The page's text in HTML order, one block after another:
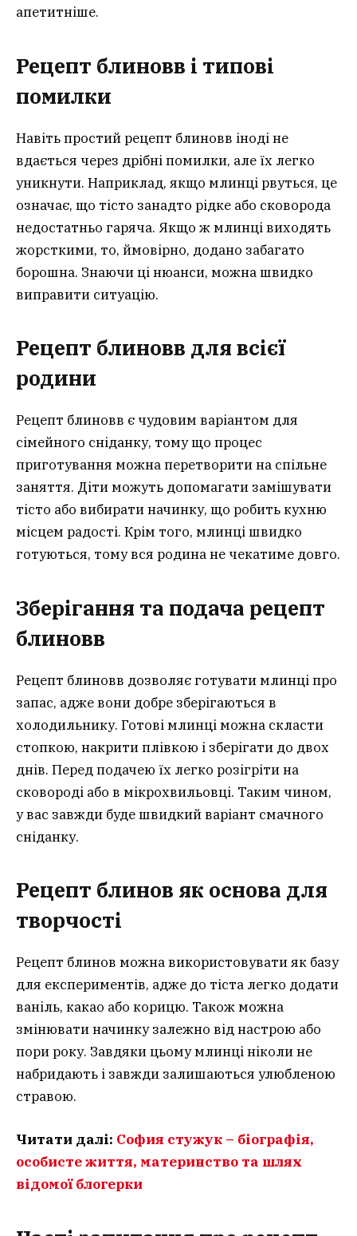
апетитніше.
Рецепт блиновв і типові
помилки
Навіть простий рецепт блиновв іноді не
вдається через дрібні помилки, але їх легко
уникнути. Наприклад, якщо млинці рвуться, це
означає, що тісто занадто рідке або сковорода
недостатньо гаряча. Якщо ж млинці виходять
жорсткими, то, ймовірно, додано забагато
борошна. Знаючи ці нюанси, можна швидко
виправити ситуацію.
Рецепт блиновв для всієї
родини
Рецепт блиновв є чудовим варіантом для
сімейного сніданку, тому що процес
приготування можна перетворити на спільне
заняття. Діти можуть допомагати замішувати
тісто або вибирати начинку, що робить кухню
місцем радості. Крім того, млинці швидко
готуються, тому вся родина не чекатиме довго.
Зберігання та подача рецепт
блиновв
Рецепт блиновв дозволяє готувати млинці про
запас, адже вони добре зберігаються в
холодильнику. Готові млинці можна скласти
стопкою, накрити плівкою і зберігати до двох
днів. Перед подачею їх легко розігріти на
сковороді або в мікрохвильовці. Таким чином,
у вас завжди буде швидкий варіант смачного
сніданку.
Рецепт блинов як основа для
творчості
Рецепт блинов можна використовувати як базу
для експериментів, адже до тіста легко додати
ваніль, какао або корицю. Також можна
змінювати начинку залежно від настрою або
пори року. Завдяки цьому млинці ніколи не
набридають і завжди залишаються улюбленою
стравою.
Читати далі: София стужук – біографія,
особисте життя, материнство та шлях
відомої блогерки